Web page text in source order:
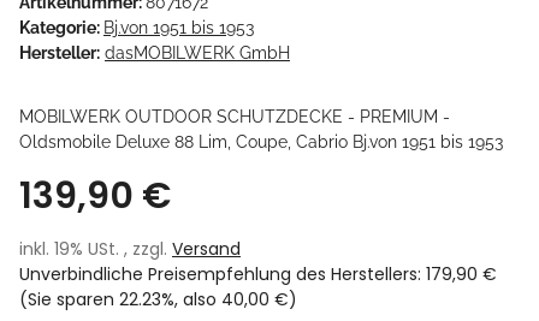
Kategorie: Bj.von 1951 bis 1953
Hersteller: dasMOBILWERK GmbH
MOBILWERK OUTDOOR SCHUTZDECKE - PREMIUM -
Oldsmobile Deluxe 88 Lim, Coupe, Cabrio Bj.von 1951 bis 1953
139,90 €
inkl. 19% USt. , zzgl. Versand
Unverbindliche Preisempfehlung des Herstellers: 179,90 €
(Sie sparen 22.23%, also 40,00 €)